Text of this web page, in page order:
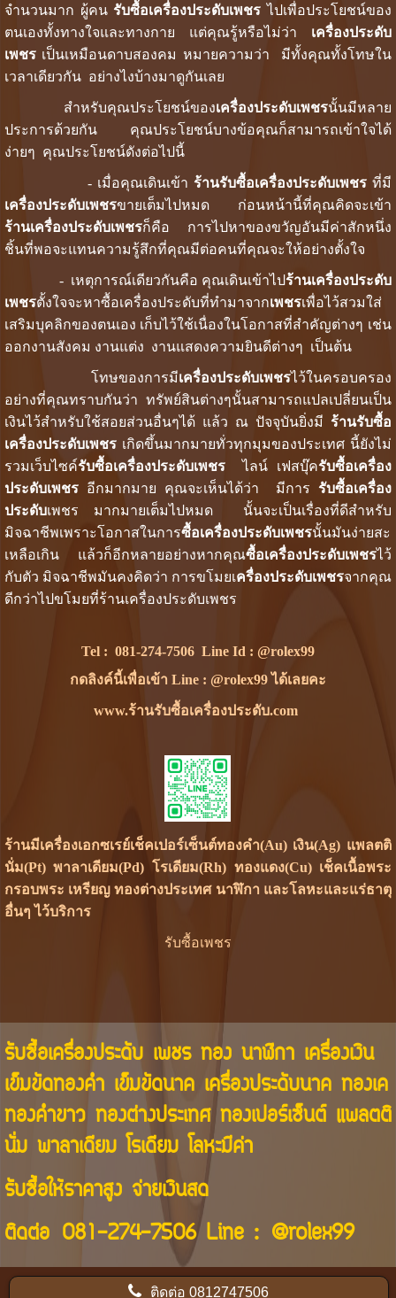
จำนวนมาก ผู้คน รับซื้อเครื่องประดับเพชร ไปเพื่อประโยชน์ของ
ตนเองทั้งทางใจและทางกาย แต่คุณรู้หรือไม่ว่า เครื่องประดับ
เพชรเป็นเหมือนดาบสองคม หมายความว่า มีทั้งคุณทั้งโทษใน
เวลาเดียวกัน อย่างไงบ้างมาดูกันเลย
สำหรับคุณประโยชน์ของเครื่องประดับเพชรนั้นมีหลาย
ประการด้วยกัน คุณประโยชน์บางข้อคุณก็สามารถเข้าใจได้
ง่ายๆ คุณประโยชน์ดังต่อไปนี้
- เมื่อคุณเดินเข้า ร้านรับซื้อเครื่องประดับเพชร ที่มี
เครื่องประดับเพชรขายเต็มไปหมด ก่อนหน้านี้ที่คุณคิดจะเข้า
ร้านเครื่องประดับเพชรก็คือ การไปหาของขวัญอันมีค่าสักหนึ่ง
ชิ้นที่พอจะแทนความรู้สึกที่คุณมีต่อคนที่คุณจะให้อย่างตั้งใจ
- เหตุการณ์เดียวกันคือ คุณเดินเข้าไปร้านเครื่องประดับ
เพชรตั้งใจจะหาซื้อเครื่องประดับที่ทำมาจากเพชรเพื่อไว้สวมใส่
เสริมบุคลิกของตนเอง เก็บไว้ใช้เนื่องในโอกาสที่สำคัญต่างๆ เช่น
ออกงานสังคม งานแต่ง งานแสดงความยินดีต่างๆ เป็นต้น
โทษของการมีเครื่องประดับเพชรไว้ในครอบครอง
อย่างที่คุณทราบกันว่า ทรัพย์สินต่างๆนั้นสามารถแปลเปลี่ยนเป็น
เงินไว้สำหรับใช้สอยส่วนอื่นๆได้ แล้ว ณ ปัจจุบันยิ่งมี ร้านรับซื้อ
เครื่องประดับเพชร เกิดขึ้นมากมายทั่วทุกมุมของประเทศ นี้ยังไม่
รวมเว็บไซค์รับซื้อเครื่องประดับเพชร ไลน์ เฟสบุ๊ครับซื้อเครื่อง
ประดับเพชรอีกมากมาย คุณจะเห็นได้ว่า มีการ รับซื้อเครื่อง
ประดับเพชร มากมายเต็มไปหมด นั้นจะเป็นเรื่องที่ดีสำหรับ
มิจฉาชีพเพราะโอกาสในการซื้อเครื่องประดับเพชรนั้นมันง่ายสะ
เหลือเกิน แล้วก็อีกหลายอย่างหากคุณซื้อเครื่องประดับเพชรไว้
กับตัว มิจฉาชีพมันคงคิดว่า การขโมยเครื่องประดับเพชรจากคุณ
ดีกว่าไปขโมยที่ร้านเครื่องประดับเพชร
Tel : 081-274-7506Line Id : @rolex99
กดลิงค์นี้เพื่อเข้า Line : @rolex99 ได้เลยคะ
www.ร้านรับซื้อเครื่องประดับ.com
ร้านมีเครื่องเอกซเรย์เช็คเปอร์เซ็นต์ทองคำ(Au) เงิน(Ag) แพลตติ
นั่ม(Pt) พาลาเดียม(Pd) โรเดียม(Rh) ทองแดง(Cu) เช็คเนื้อพระ
กรอบพระ เหรียญ ทองต่างประเทศ นาฬิกา และโลหะและแร่ธาตุ
อื่นๆ ไว้บริการ
รับซื้อเพชร
รับซื้อเครื่องประดับ เพชร ทอง นาฬิกา เครื่องเงิน
เข็มขัดทองคำ เข็มขัดนาค เครื่องประดับนาค ทองเค
ทองคำขาว ทองต่างประเทศ ทองเปอร์เซ็นต์ แพลตติ
นั่ม พาลาเดียม โรเดียม โลหะมีค่า
รับซื้อให้ราคาสูง จ่ายเงินสด
ติดต่อ 081-274-7506Line : @rolex99
ติดต่อ0812747506